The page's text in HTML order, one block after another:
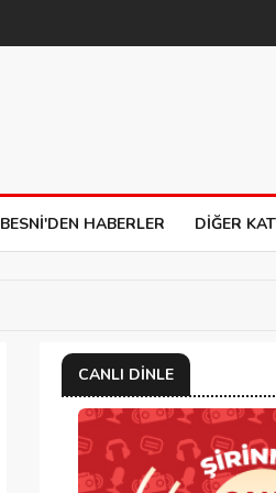
BESNI'DEN HABERLER DIĞER
CANLI DINLE